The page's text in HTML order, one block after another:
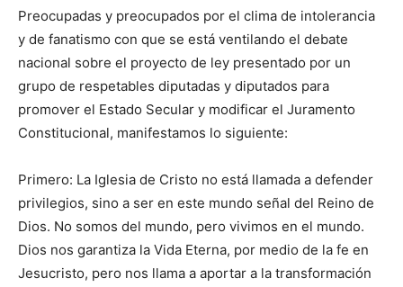
Preocupadas y preocupados por el clima de intolerancia
y de fanatismo con que se está ventilando el debate
nacional sobre el proyecto de ley presentado por un
grupo de respetables diputadas y diputados para
promover el Estado Secular y modificar el Juramento
Constitucional, manifestamos lo siguiente:
Primero: La Iglesia de Cristo no está llamada a defender
privilegios, sino a ser en este mundo señal del Reino de
Dios. No somos del mundo, pero vivimos en el mundo.
Dios nos garantiza la Vida Eterna, por medio de la fe en
Jesucristo, pero nos llama a aportar a la transformación